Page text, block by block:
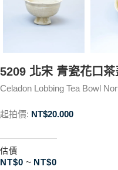
5209 北宋 青瓷花口茶
Celadon Lobbing Tea Bowl
起拍價: NT$20.000
估價
NT$0 ~ NT$0